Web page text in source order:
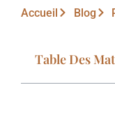
Accueil Blog
Table Des